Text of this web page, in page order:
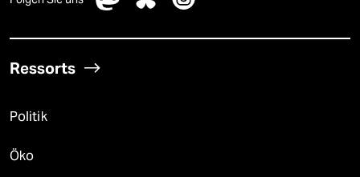
Ressorts
Politik
Öko